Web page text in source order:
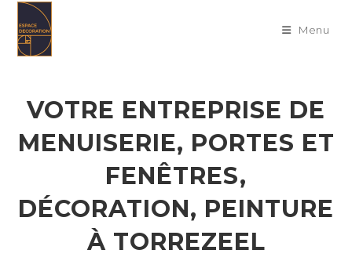
content
Menu
VOTRE ENTREPRISE DE
MENUISERIE, PORTES ET
FENÊTRES,
DÉCORATION, PEINTURE
À TORREZEEL